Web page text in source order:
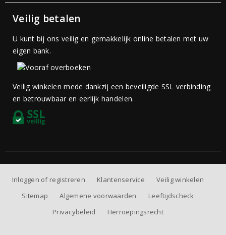
Veilig betalen
U kunt bij ons veilig en gemakkelijk online betalen met uw
eigen bank.
Veilig winkelen mede dankzij een beveiligde SSL verbinding
en betrouwbaar en eerlijk handelen.
Inloggen of registreren Klantenservice
Veilig winkelen
Sitemap
Algemene voorwaarden
Leeftijdscheck
Privacybeleid
Herroepingsrecht